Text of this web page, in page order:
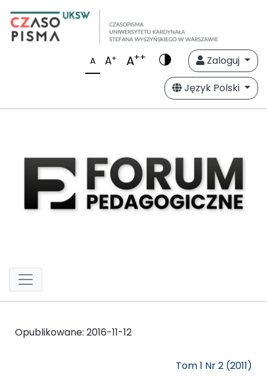
A A+ A++
Zaloguj
Język Polski
Opublikowane: 2016-11-12
Tom 1 Nr 2 (2011)